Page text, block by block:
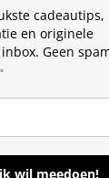
cadeautips,
en originele
Geen
wil meedoen!